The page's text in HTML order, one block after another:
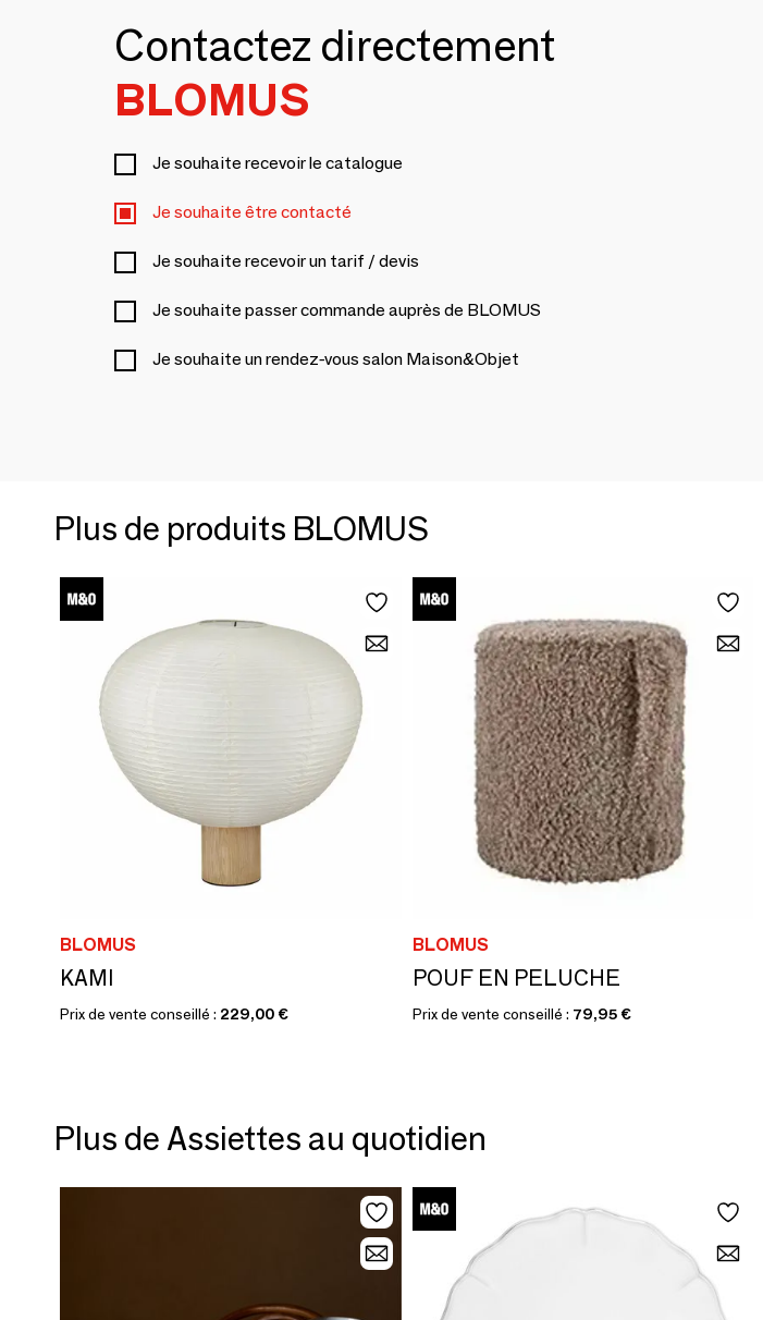
Contactez directement
BLOMUS
Je souhaite recevoir le catalogue
Je souhaite être contacté
Je souhaite recevoir un tarif / devis
Je souhaite passer commande auprès de BLOMUS
Je souhaite un rendez-vous salon Maison&Objet
Plus de produits BLOMUS
BLOMUS
KAMI
Prix de vente conseillé : 229,00 €
BLOMUS
POUF EN PELUCHE
Prix de vente conseillé : 79,95 €
Plus de Assiettes au quotidien